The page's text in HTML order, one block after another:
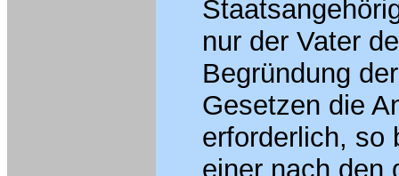
nur der Vater
Begründung
Gesetzen die
erforderlich, so
einer nach den